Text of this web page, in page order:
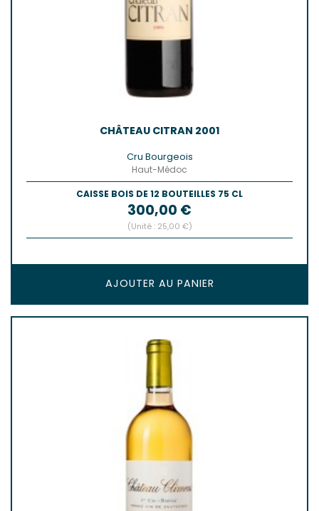
CHÂTEAU CITRAN 2001
Cru Bourgeois
Haut-Médoc
CAISSE BOIS DE 12 BOUTEILLES 75 CL
Prix
300,00 €
(Unité : 25,00 €)
AJOUTER AU PANIER